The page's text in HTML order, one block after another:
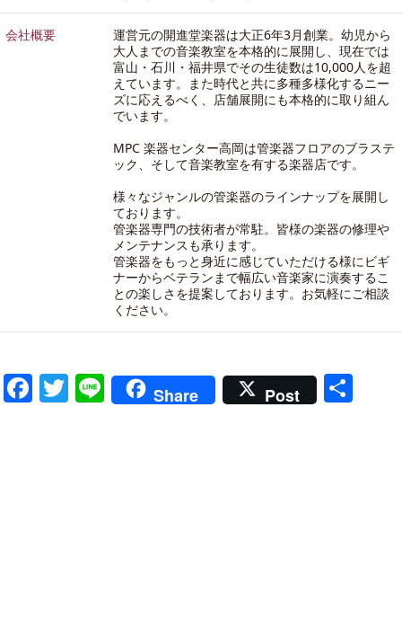
会社概要
運営元の開進堂楽器は大正6年3月創業。幼児から
大人までの音楽教室を本格的に展開し、現在では
富山・石川・福井県でその生徒数は10,000人を超
えています。また時代と共に多種多様化するニー
ズに応えるべく、店舗展開にも本格的に取り組ん
でいます。
MPC 楽器センター高岡は管楽器フロアのブラステ
ック、そして音楽教室を有する楽器店です。
様々なジャンルの管楽器のラインナップを展開し
ております。
管楽器専門の技術者が常駐。皆様の楽器の修理や
メンテナンスも承ります。
管楽器をもっと身近に感じていただける様にビギ
ナーからベテランまで幅広い音楽家に演奏するこ
との楽しさを提案しております。お気軽にご相談
ください。
Facebook
Twitter
LineShare Post